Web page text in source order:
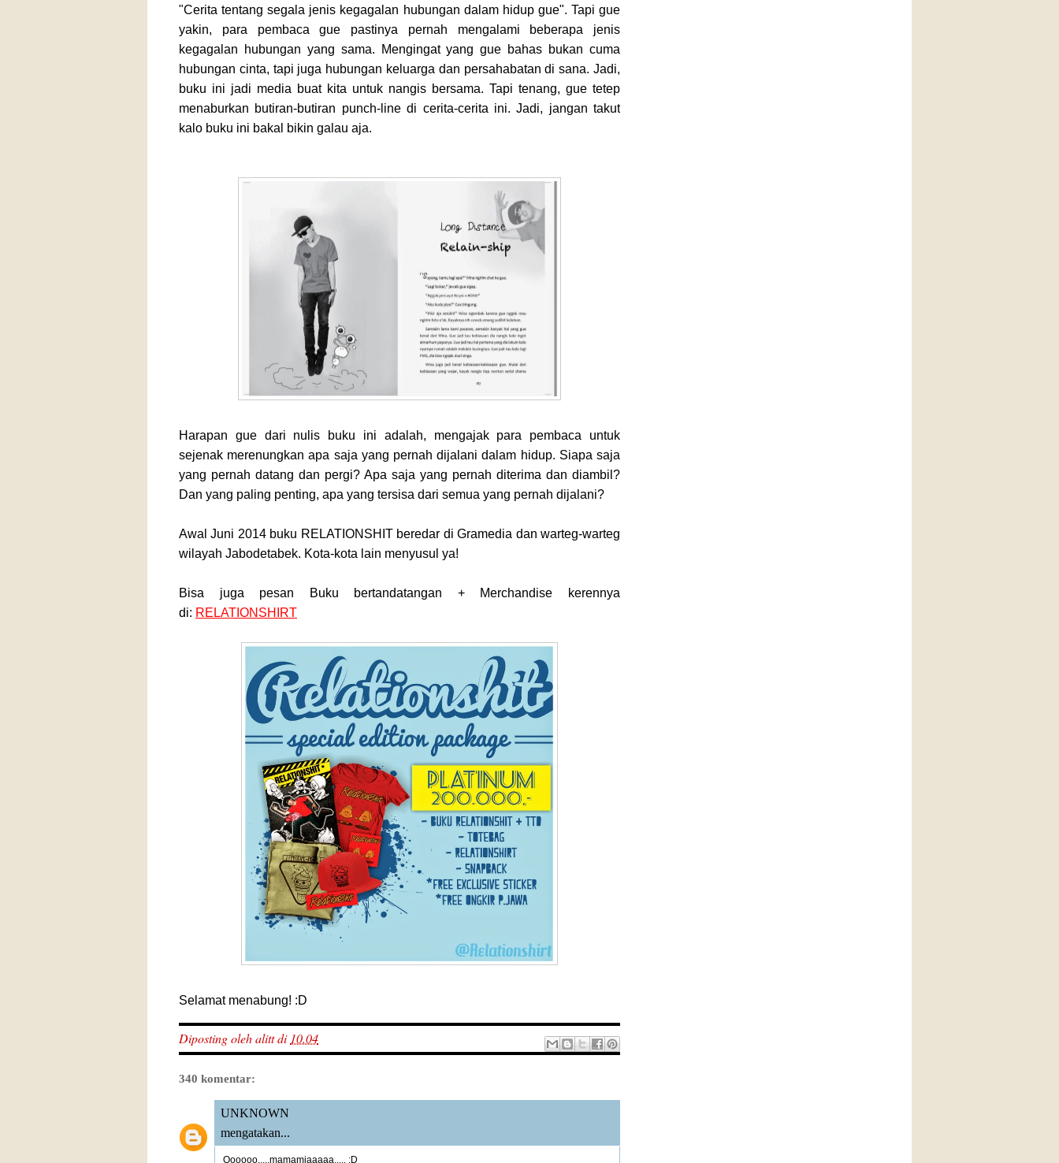
"Cerita tentang segala jenis kegagalan hubungan dalam hidup gue". Tapi gue
yakin, para pembaca gue pastinya pernah mengalami beberapa jenis
kegagalan hubungan yang sama. Mengingat yang gue bahas bukan cuma
hubungan cinta, tapi juga hubungan keluarga dan persahabatan di sana. Jadi,
buku ini jadi media buat kita untuk nangis bersama. Tapi tenang, gue tetep
menaburkan butiran-butiran punch-line di cerita-cerita ini. Jadi, jangan takut
kalo buku ini bakal bikin galau aja.
Harapan gue dari nulis buku ini adalah, mengajak para pembaca untuk
sejenak merenungkan apa saja yang pernah dijalani dalam hidup. Siapa saja
yang pernah datang dan pergi? Apa saja yang pernah diterima dan diambil?
Dan yang paling penting, apa yang tersisa dari semua yang pernah dijalani?
Awal Juni 2014 buku RELATIONSHIT beredar di Gramedia dan warteg-warteg
wilayah Jabodetabek. Kota-kota lain menyusul ya!
Bisa juga pesan Buku bertandatangan + Merchandise kerennya
di: RELATIONSHIRT
Selamat menabung! :D
Diposting olehalittdi 10.04
340 komentar:
UNKNOWN
mengatakan...
Oooooo.....mamamiaaaaa..... :D